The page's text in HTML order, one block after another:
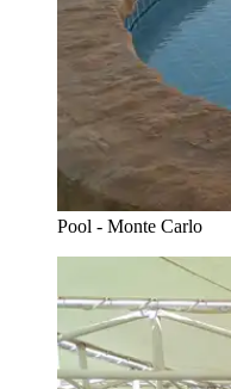
Pool - Monte Carlo